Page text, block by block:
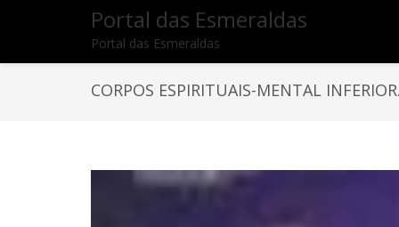
Portal das Esmeraldas
Portal das Esmeraldas
CORPOS ESPIRITUAIS-MENTAL